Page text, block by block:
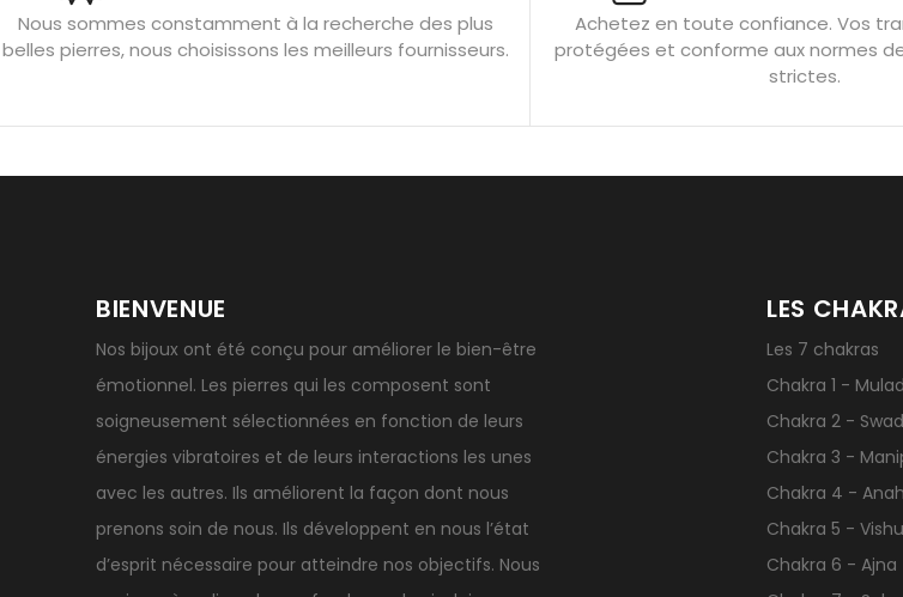
Pierres pour les examens
Pierres anti-déprime Mieux gérer ses émotions Pierres pour
Porter l’œil de tigre
Géode d’améthyste géante Pierres naturelles contre le
Nous sommes constamment à la recherche des plus
belles pierres, nous choisissons les meilleurs fournisseurs.
Achetez en toute confiance. Vos
protégées et conforme aux normes
strictes.
BIENVENUE
Nos bijoux ont été conçu pour améliorer le bien-être
émotionnel. Les pierres qui les composent sont
soigneusement sélectionnées en fonction de leurs
énergies vibratoires et de leurs interactions les unes
avec les autres. Ils améliorent la façon dont nous
prenons soin de nous. Ils développent en nous l’état
d’esprit nécessaire pour atteindre nos objectifs. Nous
LES
Les 7 chakras
Chakra 1 -
Chakra 2 -
Chakra 3 -
Chakra 4 -
Chakra 5 -
Chakra 6 - Ajna